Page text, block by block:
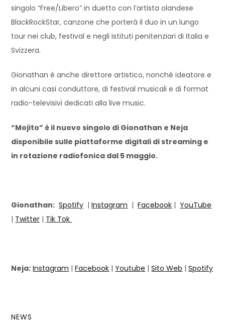
singolo “Free/Libero” in duetto con l’artista olandese
BlackRockStar, canzone che porterà il duo in un lungo
tour nei club, festival e negli istituti penitenziari di Italia e
Svizzera.
Gionathan è anche direttore artistico, nonché ideatore e
in alcuni casi conduttore, di festival musicali e di format
radio-televisivi dedicati alla live music.
“Mojito” è il nuovo singolo di Gionathan e Neja
disponibile sulle piattaforme digitali di streaming e
in rotazione radiofonica dal 5 maggio.
Gionathan: Spotify |Instagram |Facebook |YouTube
| Twitter | Tik Tok
Neja: Instagram |Facebook |Youtube |Sito Web |Spotify
NEWS